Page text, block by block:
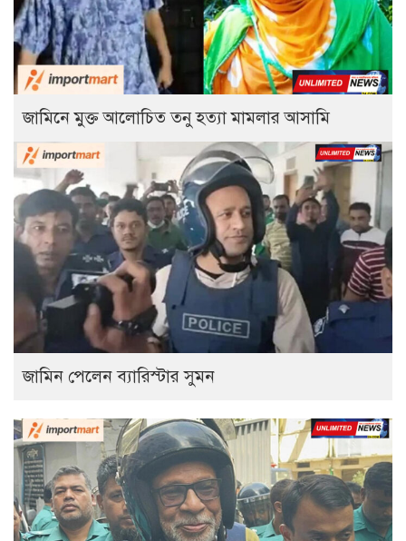
জামিনে মুক্ত আলোচিত তনু হত্যা মামলার আসামি
জামিন পেলেন ব্যারিস্টার সুমন